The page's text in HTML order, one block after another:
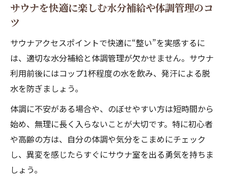
サウナを快適に楽しむ水分補給や体調管理のコ
ツ
サウナアクセスポイントで快適に“整い”を実感するに
は、適切な水分補給と体調管理が欠かせません。サウナ
利用前後にはコップ1杯程度の水を飲み、発汗による脱
水を防ぎましょう。
体調に不安がある場合や、のぼせやすい方は短時間から
始め、無理に長く入らないことが大切です。特に初心者
や高齢の方は、自分の体調や気分をこまめにチェック
し、異変を感じたらすぐにサウナ室を出る勇気を持ちま
しょう。